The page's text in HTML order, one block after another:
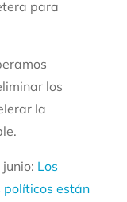
para
los
la
Los
políticos están